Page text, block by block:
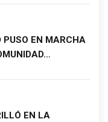
PUSO EN MARCHA
EN LA